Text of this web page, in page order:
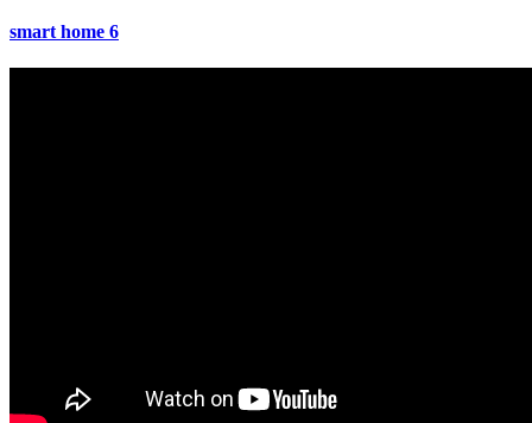
smart home 6